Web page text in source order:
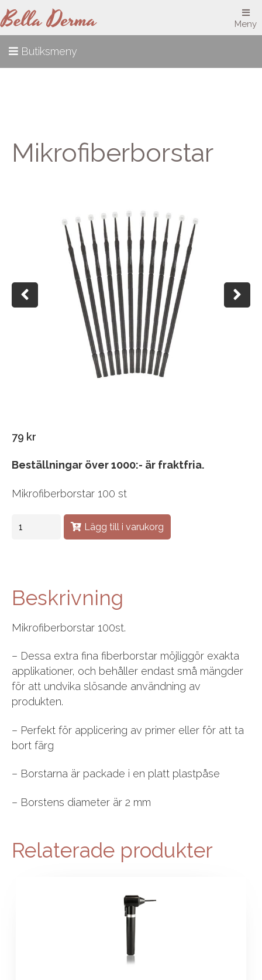
Meny
Butiksmeny
Mikrofiberborstar
79 kr
Beställningar över 1000:- är fraktfria.
Mikrofiberborstar 100 st
Lägg till i varukorg
Beskrivning
Mikrofiberborstar 100st.
– Dessa extra fina fiberborstar möjliggör exakta
applikationer, och behåller endast små mängder
för att undvika slösande användning av
produkten.
– Perfekt för applicering av primer eller för att ta
bort färg
– Borstarna är packade i en platt plastpåse
– Borstens diameter är 2 mm
Relaterade produkter